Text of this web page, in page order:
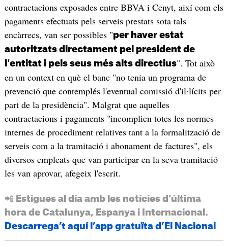
contractacions exposades entre BBVA i Cenyt, així com els
pagaments efectuats pels serveis prestats sota tals
encàrrecs, van ser possibles "per haver estat
autoritzats directament pel president de
l'entitat i pels seus més alts directius". Tot això
en un context en què el banc "no tenia un programa de
prevenció que contemplés l'eventual comissió d'il·lícits per
part de la presidència". Malgrat que aquelles
contractacions i pagaments "incomplien totes les normes
internes de procediment relatives tant a la formalització de
serveis com a la tramitació i abonament de factures", els
diversos empleats que van participar en la seva tramitació
les van aprovar, afegeix l'escrit.
📲 Estigues al dia amb les notícies d’última
hora de Catalunya, Espanya i Internacional.
Descarrega’t aquí l’app gratuïta d’El Nacional